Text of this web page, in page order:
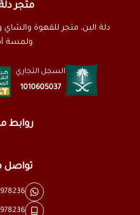
متجر
دلة البن، متجر للقهوة والشاي
ولمسة
السجل التجاري
1010605037
روابط
تواصل